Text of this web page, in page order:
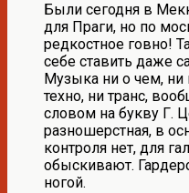
Были сегодня в
для Праги, но по
редкостное говно!
себе ставить даже
Музыка ни о чем, ни
техно, ни транс,
словом на букву Г.
разношерстная, в
контроля нет, для
обыскивают.
ногой.